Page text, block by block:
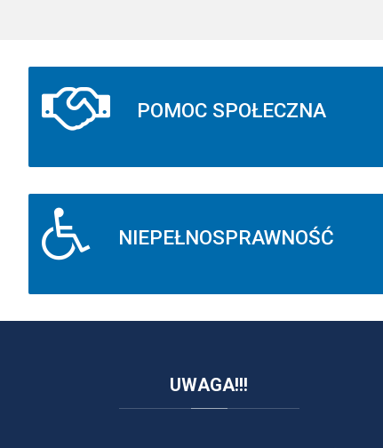
POMOC SPOŁECZNA
NIEPEŁNOSPRAWNOŚĆ
UWAGA!!!